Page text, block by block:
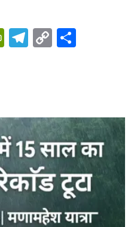
P
ie
n
dl
y
T
a
m
C
Li
n
k